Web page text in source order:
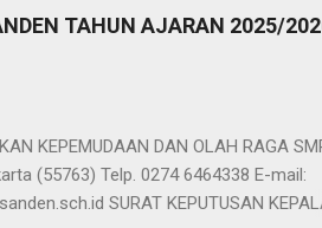
menghadapi TKA/TKAD. Akhirnya
Hasilnya sebagai berikut : Juara
SD Piring Sanden. Mereka bertiga
TAHUN AJARAN 2025/
KEPEMUDAAN DAN OLAH RAGA
(55763) Telp. 0274 6464338 E-mail:
SURAT KEPUTUSAN